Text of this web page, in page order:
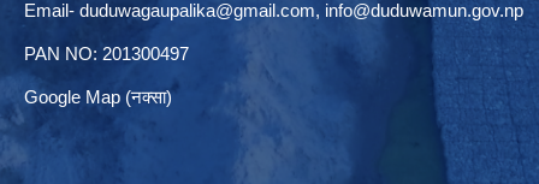
Email- duduwagaupalika@gmail.com, info@duduwamun.gov.np
PAN NO: 201300497
Google Map (नक्सा)